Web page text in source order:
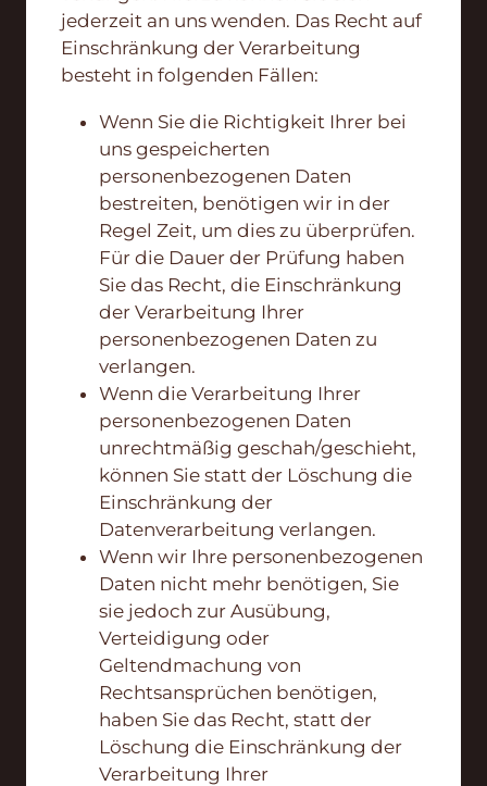
jederzeit an uns wenden. Das Recht auf
Einschränkung der Verarbeitung
besteht in folgenden Fällen:
Wenn Sie die Richtigkeit Ihrer bei
uns gespeicherten
personenbezogenen Daten
bestreiten, benötigen wir in der
Regel Zeit, um dies zu überprüfen.
Für die Dauer der Prüfung haben
Sie das Recht, die Einschränkung
der Verarbeitung Ihrer
personenbezogenen Daten zu
verlangen.
Wenn die Verarbeitung Ihrer
personenbezogenen Daten
unrechtmäßig geschah/geschieht,
können Sie statt der Löschung die
Einschränkung der
Datenverarbeitung verlangen.
Wenn wir Ihre personenbezogenen
Daten nicht mehr benötigen, Sie
sie jedoch zur Ausübung,
Verteidigung oder
Geltendmachung von
Rechtsansprüchen benötigen,
haben Sie das Recht, statt der
Löschung die Einschränkung der
Verarbeitung Ihrer